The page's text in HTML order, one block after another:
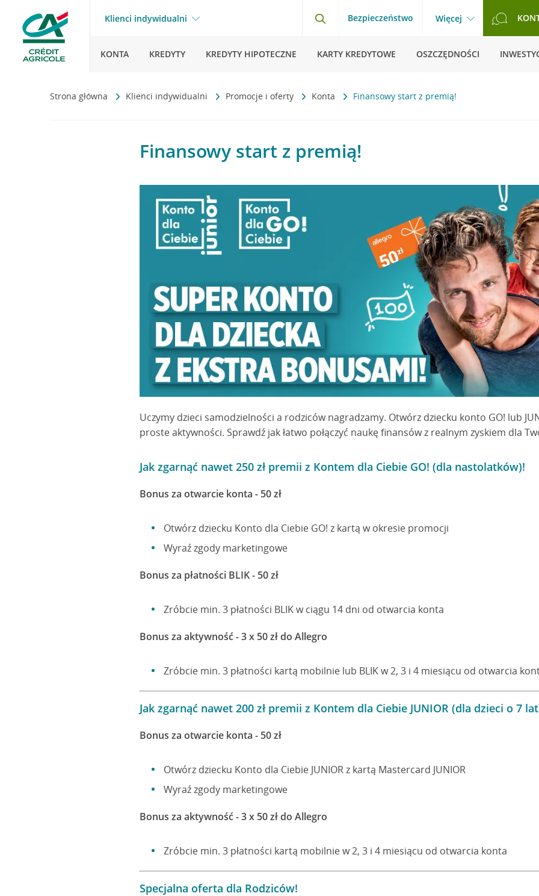
Klienci indywidualni Bezpieczeństwo Więcej
KONTA KREDYTY KREDYTY HIPOTECZNE KARTY KREDYTOWE OSZCZĘDNOŚCI
Strona główna Klienci indywidualni Promocje i oferty Konta Finansowy start z premią!
Finansowy start z premią!
Uczymy dzieci samodzielności a rodziców nagradzamy. Otwórz dziecku konto GO! lub
proste aktywności. Sprawdź jak łatwo połączyć naukę finansów z realnym zyskiem dla
Jak zgarnąć nawet 250 zł premii z Kontem dla Ciebie GO! (dla nastolatków)!
Bonus za otwarcie konta - 50 zł
Otwórz dziecku Konto dla Ciebie GO! z kartą w okresie promocji
Wyraź zgody marketingowe
Bonus za płatności BLIK - 50 zł
Zróbcie min. 3 płatności BLIK w ciągu 14 dni od otwarcia konta
Bonus za aktywność - 3 x 50 zł do Allegro
Zróbcie min. 3 płatności kartą mobilnie lub BLIK w 2, 3 i 4 miesiącu od otwarcia
Jak zgarnąć nawet 200 zł premii z Kontem dla Ciebie JUNIOR (dla dzieci o 7
Bonus za otwarcie konta - 50 zł
Otwórz dziecku Konto dla Ciebie JUNIOR z kartą Mastercard JUNIOR
Wyraź zgody marketingowe
Bonus za aktywność - 3 x 50 zł do Allegro
Zróbcie min. 3 płatności kartą mobilnie w 2, 3 i 4 miesiącu od otwarcia konta
Specjalna oferta dla Rodziców!